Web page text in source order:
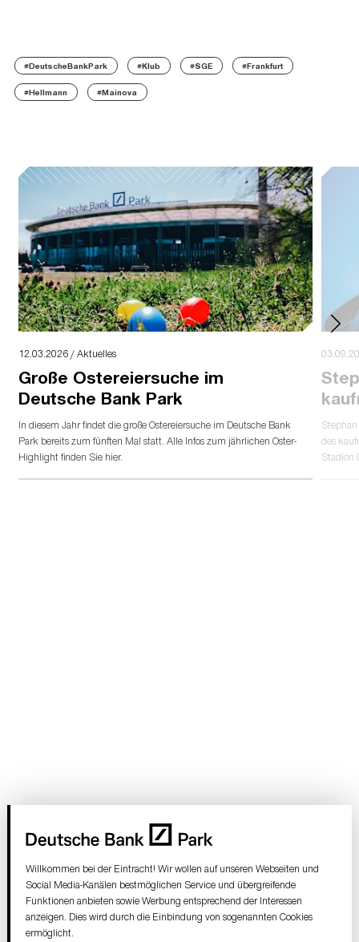
#DeutscheBankPark #Klub #SGE #Frankfurt
#Hellmann #Mainova
12.03.2026 / Aktuelles
Große Ostereiersuche im
Deutsche Bank Park
In diesem Jahr findet die große Ostereiersuche im Deutsche Bank
Park bereits zum fünften Mal statt. Alle Infos zum jährlichen Oster-
Highlight finden Sie hier.
des
Stadion
Willkommen bei der Eintracht! Wir wollen auf unseren Webseiten und
Social Media-Kanälen bestmöglichen Service und übergreifende
Funktionen anbieten sowie Werbung entsprechend der Interessen
anzeigen. Dies wird durch die Einbindung von sogenannten Cookies
ermöglicht.